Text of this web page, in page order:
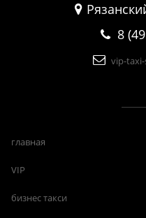
8
vip-
главная
VIP
бизнес такси